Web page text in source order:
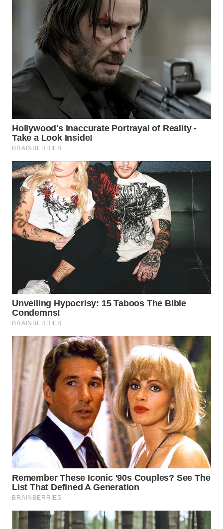
MANDALIKA
WN
LIKUPANG
LABUANBAJO
WN
BORNEO
Wahana
Media
Group
WAHANA
NEWS
WAHANA
WAHANA
ADVOKAT
WAHANA
INFRASTRUKTUR
WAHANA
KONSUMEN
WAHANA
LISTRIK
WAHANA
TRAVEL
WAHANA
WAHANANEWS
ID